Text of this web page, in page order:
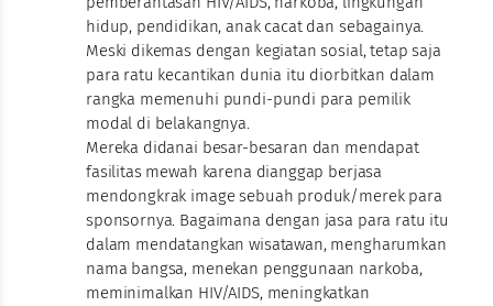
hidup, pendidikan, anak cacat dan sebagainya.
Meski dikemas dengan kegiatan sosial, tetap saja
para ratu kecantikan dunia itu diorbitkan dalam
rangka memenuhi pundi-pundi para pemilik
modal di belakangnya.
Mereka didanai besar-besaran dan mendapat
fasilitas mewah karena dianggap berjasa
mendongkrak image sebuah produk/merek para
sponsornya. Bagaimana dengan jasa para ratu itu
dalam mendatangkan wisatawan, mengharumkan
nama bangsa, menekan penggunaan narkoba,
meminimalkan HIV/AIDS, meningkatkan